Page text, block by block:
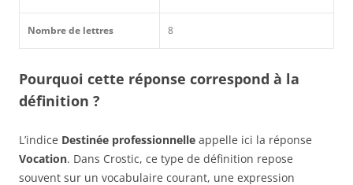
Nombre de lettres 8
Pourquoi cette réponse correspond à la
définition ?
L’indice Destinée professionnelle appelle ici la réponse
Vocation. Dans Crostic, ce type de définition repose
souvent sur un vocabulaire courant, une expression